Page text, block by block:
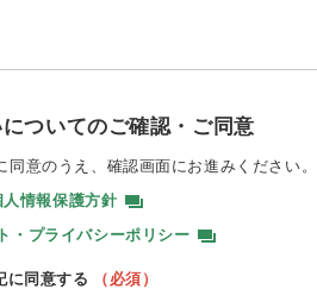
ついてのご確認・ご同意
意のうえ、 確認画面にお進みください。
人情報保護方針
・プライバシーポリシー
に同意する （必須）